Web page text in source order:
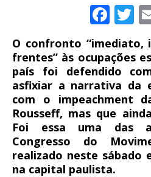
F
a
c
e
b
o
o
k
T
w
it
r
O confronto “imediato,
frentes” às ocupações
país foi defendido
asfixiar a narrativa da
com o impeachment
Rousseff, mas que
Foi essa uma das
Congresso do
realizado neste sábado
na capital paulista.